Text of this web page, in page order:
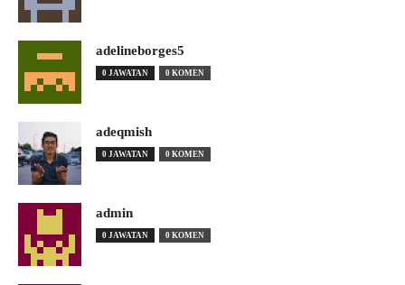
adelineborges5
0 JAWATAN 0 KOMEN
adeqmish
0 JAWATAN 0 KOMEN
admin
0 JAWATAN 0 KOMEN